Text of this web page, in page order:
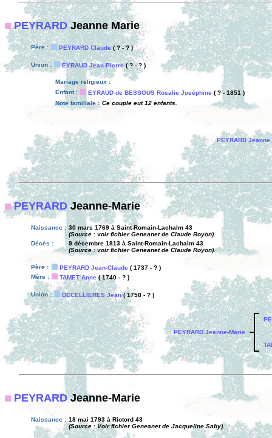
PEYRARDJeanne Marie
Père : PEYRARD Claude ( ? - ? )
Union : EYRAUD Jean-Pierre ( ? - ? )
Mariage religieux :
Enfant :
EYRAUD de BESSOUS Rosalie Joséphine ( ? - 1851 )
Note familiale : Ce couple eut 12 enfants.
PEYRARD Jeanne
PEYRARDJeanne-Marie
Naissance : 30 mars 1769 à Saint-Romain-Lachalm 43
(Source : voir fichier Geneanet de Claude Royon).
Décès :
9 décembre 1813 à Saint-Romain-Lachalm 43
(Source : voir fichier Geneanet de Claude Royon).
Père : PEYRARD Jean-Claude ( 1737 - ? )
Mère :
TAMET Anne( 1740 - ? )
Union : DECELLIERES Jean( 1758 - ? )
PEYRARD Jeanne-Marie
PEYRARDJeanne-Marie
Naissance : 18 mai 1793 à Riotord 43
(Source : Voir fichier Geneanet de Jacqueline Saby).